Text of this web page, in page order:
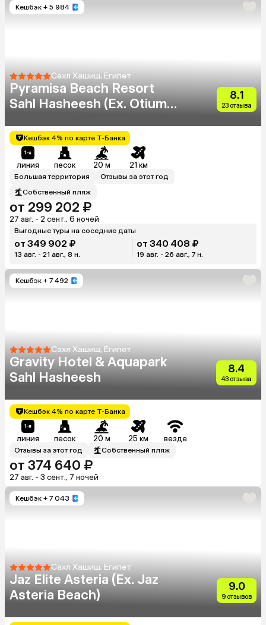
Кешбэк + 5 984
Сахл Хашиш, Египет
Pyramisa Beach Resort
Sahl Hasheesh (Ex. Otium
8.1
23 отзыва
Кешбэк 4% по карте Т-Банка
линия песок 20 м 21 км
Большая территория
Отзывы за этот год
Собственный пляж
от 299 202 ₽
27 авг. - 2 сент., 6 ночей
Выгодные туры на соседние даты
от 349 902 ₽
13 авг. - 21 авг., 8 н.
от 340 408 ₽
19 авг. - 26 авг., 7 н.
Кешбэк + 7 492
Сахл Хашиш, Египет
Gravity Hotel & Aquapark
Sahl Hasheesh
8.4
43 отзыва
Кешбэк 4% по карте Т-Банка
линия песок 20 м 25 км везде
Отзывы за этот год Собственный пляж
от 374 640 ₽
27 авг. - 3 сент., 7 ночей
Кешбэк + 7 043
Сахл Хашиш, Египет
Jaz Elite Asteria (Ex. Jaz
Asteria Beach)
9.0
9 отзывов